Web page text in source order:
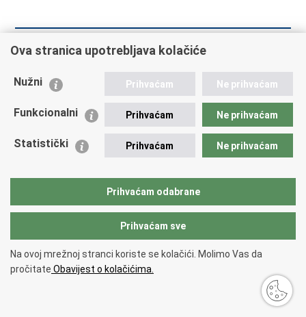
Prethodna
talijanska EMN konferencija
"From the vulnerability to
the mental-psychological
health of migrants: a
challenge for reception on a
European scale"
Nacionalne migracijske
stranicuna
Facebooku
na
Twitteru
Copyright © 2026 European Migration Network.
pristupačnosti.
Ova stranica upotrebljava kolačiće
Nužni Prihvaćam Ne prihvaćam
Funkcionalni Prihvaćam Ne prihvaćam
Statistički Prihvaćam Ne prihvaćam
Prihvaćam odabrane
Prihvaćam sve
Na ovoj mrežnoj stranci koriste se kolačići. Molimo Vas da
pročitate Obavijest o kolačićima.